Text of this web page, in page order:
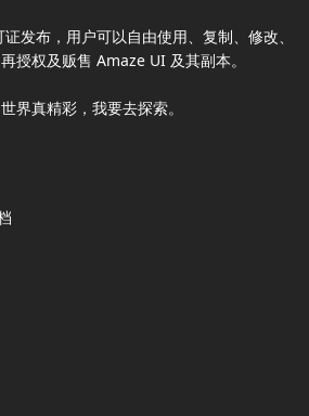
发布，用户可以自由使用、复制、修改、
授权及贩售 Amaze UI 及其副本。
界真精彩，我要去探索。